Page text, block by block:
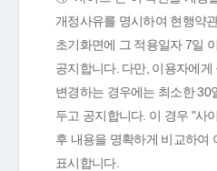
개정사유를 명시하여 현행약
초기화면에 그 적용일자 7일
공지합니다. 다만, 이용자에
변경하는 경우에는 최소한 30
두고 공지합니다. 이 경우 "사
후 내용을 명확하게 비교하여
표시합니다.